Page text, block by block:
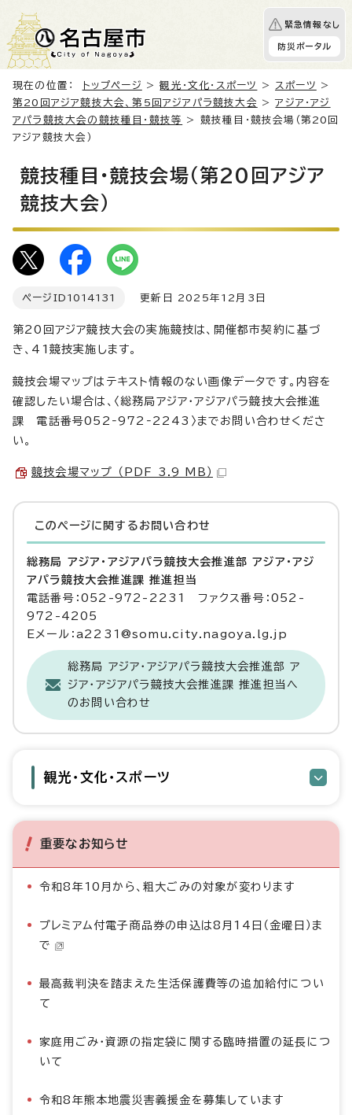
緊急情報なし
防災ポータル
現在の位置： トップページ >観光・文化・スポーツ > スポーツ
>
第20回アジア競技大会、第5回アジアパラ競技大会
>アジア・アジ
アパラ競技大会の競技種目・競技等
> 競技種目・競技会場（第20回
アジア競技大会）
競技種目・競技会場（第20回アジア
競技大会）
ページID 1014131 更新日 2025年12月3日
第20回アジア競技大会の実施競技は、開催都市契約に基づ
き、41競技実施します。
競技会場マップはテキスト情報のない画像データです。内容を
確認したい場合は、〈総務局アジア・アジアパラ競技大会推進
課 電話番号052‐972‐2243〉までお問い合わせくださ
い。
競技会場マップ （PDF 3.9 MB）
このページに関する お問い合わせ
総務局 アジア・アジアパラ競技大会推進部 アジア・アジ
アパラ競技大会推進課 推進担当
電話番号：052-972-2231 ファクス番号：052-
972-4205
Eメール：a2231@somu.city.nagoya.lg.jp
総務局 アジア・アジアパラ競技大会推進部 ア
ジア・アジアパラ競技大会推進課 推進担当へ
のお問い合わせ
観光・文化・スポーツ
重要なお知らせ
令和8年10月から、粗大ごみの対象が変わります
プレミアム付電子商品券の申込は8月14日（金曜日）ま
で
最高裁判決を踏まえた生活保護費等の追加給付につい
て
家庭用ごみ・資源の指定袋に関する臨時措置の延長につ
いて
令和8年熊本地震災害義援金を募集しています